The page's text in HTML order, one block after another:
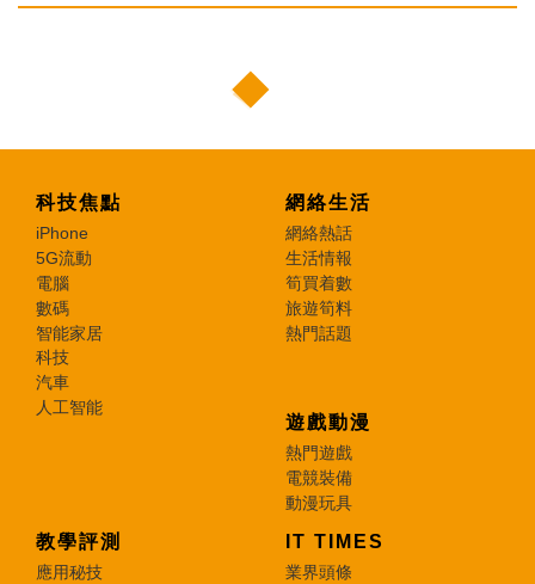
科技焦點
iPhone
5G流動
電腦
數碼
智能家居
科技
汽車
人工智能
網絡生活
網絡熱話
生活情報
筍買着數
旅遊筍料
熱門話題
遊戲動漫
熱門遊戲
電競裝備
動漫玩具
教學評測
應用秘技
IT TIMES
業界頭條